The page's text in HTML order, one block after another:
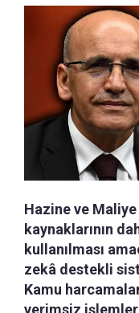
Hazine ve Maliye
kaynaklarının
kullanılması
zekâ destekli
Kamu
verimsiz